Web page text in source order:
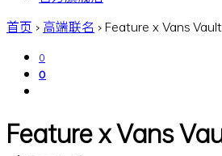
首页 › 高端联名 ›Feature x Vans
0
0
Feature x Vans